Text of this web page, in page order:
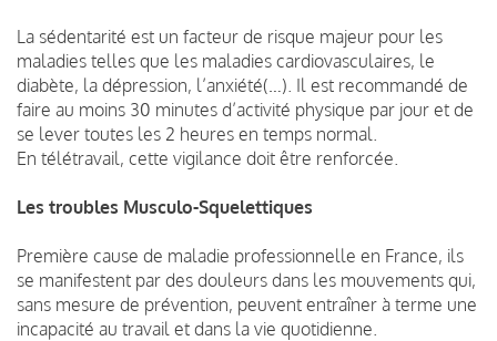
La sédentarité est un facteur de risque majeur pour les
maladies telles que les maladies cardiovasculaires, le
diabète, la dépression, l’anxiété(…). Il est recommandé de
faire au moins 30 minutes d’activité physique par jour et de
se lever toutes les 2 heures en temps normal.
En télétravail, cette vigilance doit être renforcée.
Les troubles Musculo-Squelettiques
Première cause de maladie professionnelle en France, ils
se manifestent par des douleurs dans les mouvements qui,
sans mesure de prévention, peuvent entraîner à terme une
incapacité au travail et dans la vie quotidienne.